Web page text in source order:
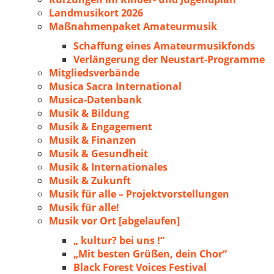
Landmusikort 2026
Maßnahmenpaket Amateurmusik
Schaffung eines Amateurmusikfonds
Verlängerung der Neustart-Programme
Mitgliedsverbände
Musica Sacra International
Musica-Datenbank
Musik & Bildung
Musik & Engagement
Musik & Finanzen
Musik & Gesundheit
Musik & Internationales
Musik & Zukunft
Musik für alle – Projektvorstellungen
Musik für alle!
Musik vor Ort [abgelaufen]
„ kultur? bei uns !“
„Mit besten Grüßen, dein Chor“
Black Forest Voices Festival